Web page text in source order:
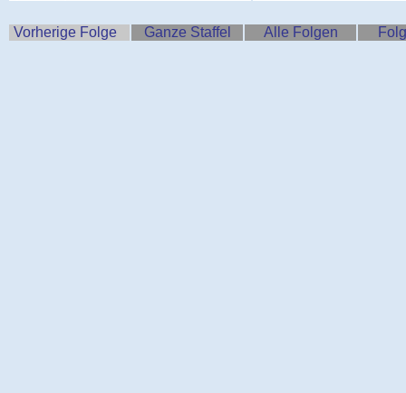
Vorherige Folge Ganze Staffel Alle Folgen